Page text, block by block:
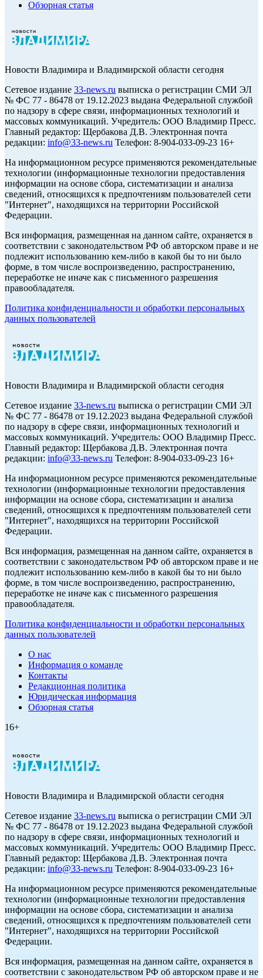
Обзорная статья
Новости Владимира и Владимирской области сегодня
Cетевое издание 33-news.ru выписка о регистрации СМИ ЭЛ
№ ФС 77 - 86478 от 19.12.2023 выдана Федеральной службой
по надзору в сфере связи, информационных технологий и
массовых коммуникаций. Учредитель: ООО Владимир Пресс.
Главный редактор: Щербакова Д.В. Электронная почта
редакции: info@33-news.ru Телефон: 8-904-033-09-23 16+
На информационном ресурсе применяются рекомендательные
технологии (информационные технологии предоставления
информации на основе сбора, систематизации и анализа
сведений, относящихся к предпочтениям пользователей сети
"Интернет", находящихся на территории Российской
Федерации.
Вся информация, размещенная на данном сайте, охраняется в
соответствии с законодательством РФ об авторском праве и не
подлежит использованию кем-либо в какой бы то ни было
форме, в том числе воспроизведению, распространению,
переработке не иначе как с письменного разрешения
правообладателя.
Политика конфиденциальности и обработки персональных
данных пользователей
Новости Владимира и Владимирской области сегодня
Cетевое издание 33-news.ru выписка о регистрации СМИ ЭЛ
№ ФС 77 - 86478 от 19.12.2023 выдана Федеральной службой
по надзору в сфере связи, информационных технологий и
массовых коммуникаций. Учредитель: ООО Владимир Пресс.
Главный редактор: Щербакова Д.В. Электронная почта
редакции: info@33-news.ru Телефон: 8-904-033-09-23 16+
На информационном ресурсе применяются рекомендательные
технологии (информационные технологии предоставления
информации на основе сбора, систематизации и анализа
сведений, относящихся к предпочтениям пользователей сети
"Интернет", находящихся на территории Российской
Федерации.
Вся информация, размещенная на данном сайте, охраняется в
соответствии с законодательством РФ об авторском праве и не
подлежит использованию кем-либо в какой бы то ни было
форме, в том числе воспроизведению, распространению,
переработке не иначе как с письменного разрешения
правообладателя.
Политика конфиденциальности и обработки персональных
данных пользователей
О нас
Информация о команде
Контакты
Редакционная политика
Юридическая информация
Обзорная статья
16+
Новости Владимира и Владимирской области сегодня
Cетевое издание 33-news.ru выписка о регистрации СМИ ЭЛ
№ ФС 77 - 86478 от 19.12.2023 выдана Федеральной службой
по надзору в сфере связи, информационных технологий и
массовых коммуникаций. Учредитель: ООО Владимир Пресс.
Главный редактор: Щербакова Д.В. Электронная почта
редакции: info@33-news.ru Телефон: 8-904-033-09-23 16+
На информационном ресурсе применяются рекомендательные
технологии (информационные технологии предоставления
информации на основе сбора, систематизации и анализа
сведений, относящихся к предпочтениям пользователей сети
"Интернет", находящихся на территории Российской
Федерации.
Вся информация, размещенная на данном сайте, охраняется в
соответствии с законодательством РФ об авторском праве и не